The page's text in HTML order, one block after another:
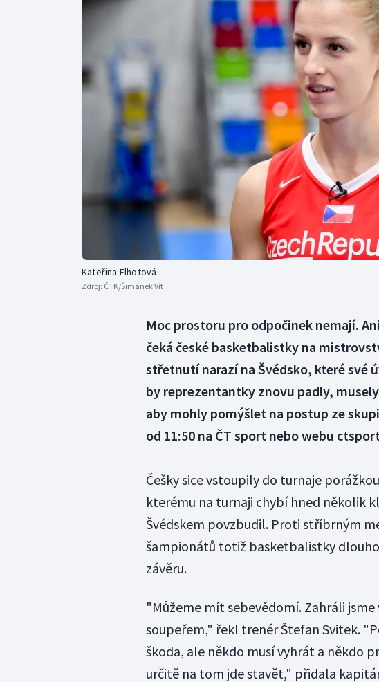
Curling
Dostihy
Golf
Gymnastika
Kateřina Elhotová
Zdroj: ČTK/Šimánek Vít
Moc prostoru pro odpočinek nemají.
čeká české basketbalistky na
střetnutí narazí na Švédsko, které své
by reprezentantky znovu padly,
aby mohly pomýšlet na postup ze
od 11:50 na ČT sport nebo webu
Češky sice vstoupily do turnaje
kterému na turnaji chybí hned několik
Švédskem povzbudil. Proti stříbrným
šampionátů totiž basketbalistky
závěru.
"Můžeme mít sebevědomí. Zahráli
soupeřem," řekl trenér Štefan Svitek.
škoda, ale někdo musí vyhrát a někdo
určitě na tom jde stavět," přidala